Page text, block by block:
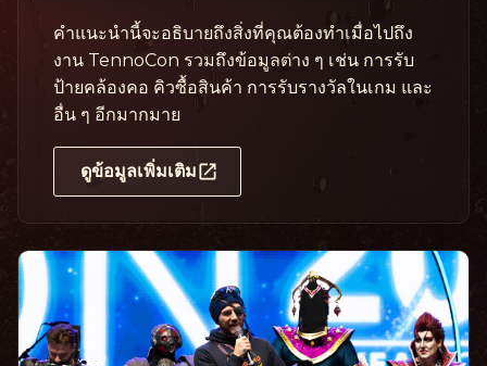
คำแนะนำนี้จะอธิบายถึงสิ่งที่คุณต้องทำเมื่อไปถึง
งาน TennoCon รวมถึงข้อมูลต่าง ๆ เช่น การรับ
ป้ายคล้องคอ คิวซื้อสินค้า การรับรางวัลในเกม และ
อื่น ๆ อีกมากมาย
ดูข้อมูลเพิ่มเติม